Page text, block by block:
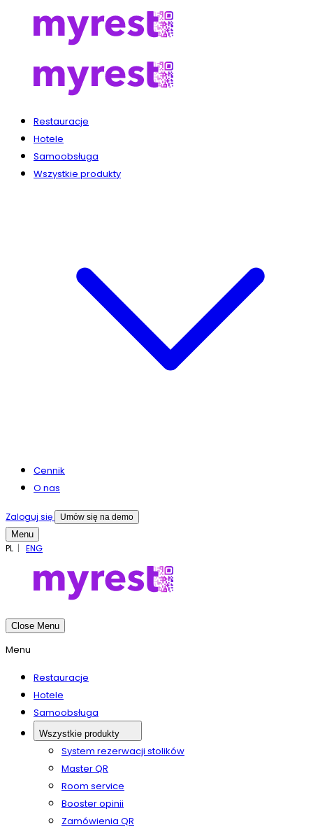
Restauracje
Hotele
Samoobsługa
Wszystkie produkty
Cennik
O nas
Zaloguj się Umów się na demo
Menu
PL ENG
Close Menu
Menu
Restauracje
Hotele
Samoobsługa
Wszystkie produkty
System rezerwacji stolików
Master QR
Room service
Booster opinii
Zamówienia QR